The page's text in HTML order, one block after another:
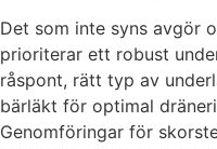
Det som inte syns avgör
prioriterar ett robust
råspont, rätt typ av
bärläkt för optimal
Genomföringar för